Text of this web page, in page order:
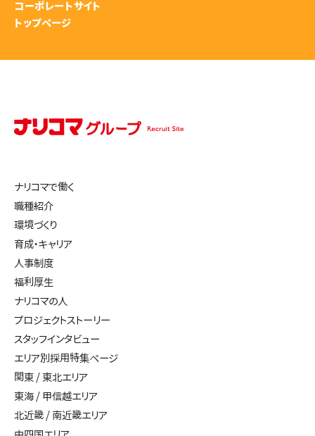
コーポレートサイト
トップページ
ナリコマで働く
職種紹介
環境づくり
育成・キャリア
人事制度
福利厚生
ナリコマの人
プロジェクトストーリー
スタッフインタビュー
エリア別採用特集ページ
関東 / 東北エリア
東海 / 甲信越エリア
北近畿 / 南近畿エリア